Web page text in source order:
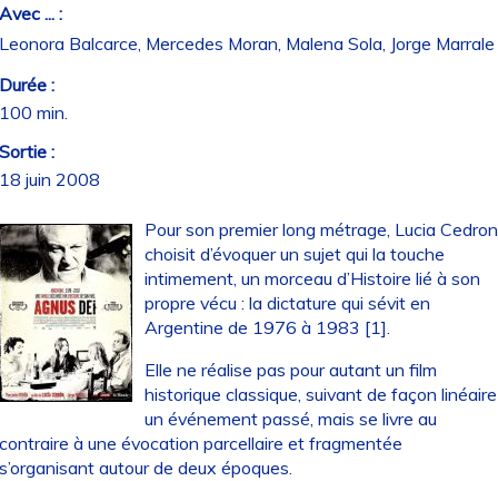
... :
Balcarce, Mercedes Moran, Malena Sola, Jorge Marrale
:
min.
:
juin 2008
Pour son premier long métrage, Lucia Cedron
choisit d’évoquer un sujet qui la touche
intimement, un morceau d’Histoire lié à son
propre vécu : la dictature qui sévit en
Argentine de 1976 à 1983 [1].
Elle ne réalise pas pour autant un film
historique classique, suivant de façon linéaire
un événement passé, mais se livre au
à une évocation parcellaire et fragmentée
autour de deux époques.